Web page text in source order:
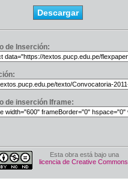
Descargar
de Inserción:
de inserción Iframe:
Esta obra está bajo una
licencia de Creative Commons